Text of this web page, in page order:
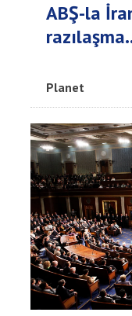
ABŞ-la
Planet